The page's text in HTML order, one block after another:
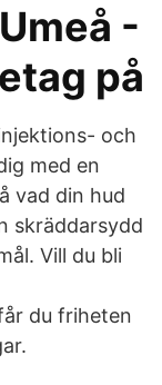
-
på
och
med en
vad din hud
skräddarsydd
Vill du bli
du friheten